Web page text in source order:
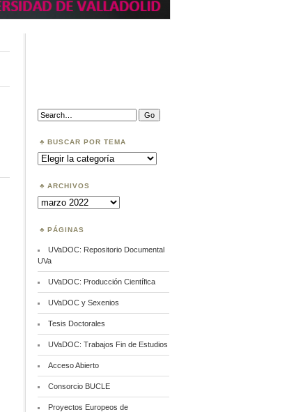
Search:
BUSCAR POR TEMA
Buscar
por
ARCHIVOS
Archivos
PÁGINAS
UVaDOC: Repositorio Documental
UVa
UVaDOC: Producción Científica
UVaDOC y Sexenios
Tesis Doctorales
UVaDOC: Trabajos Fin de Estudios
Acceso Abierto
Consorcio BUCLE
Proyectos Europeos de